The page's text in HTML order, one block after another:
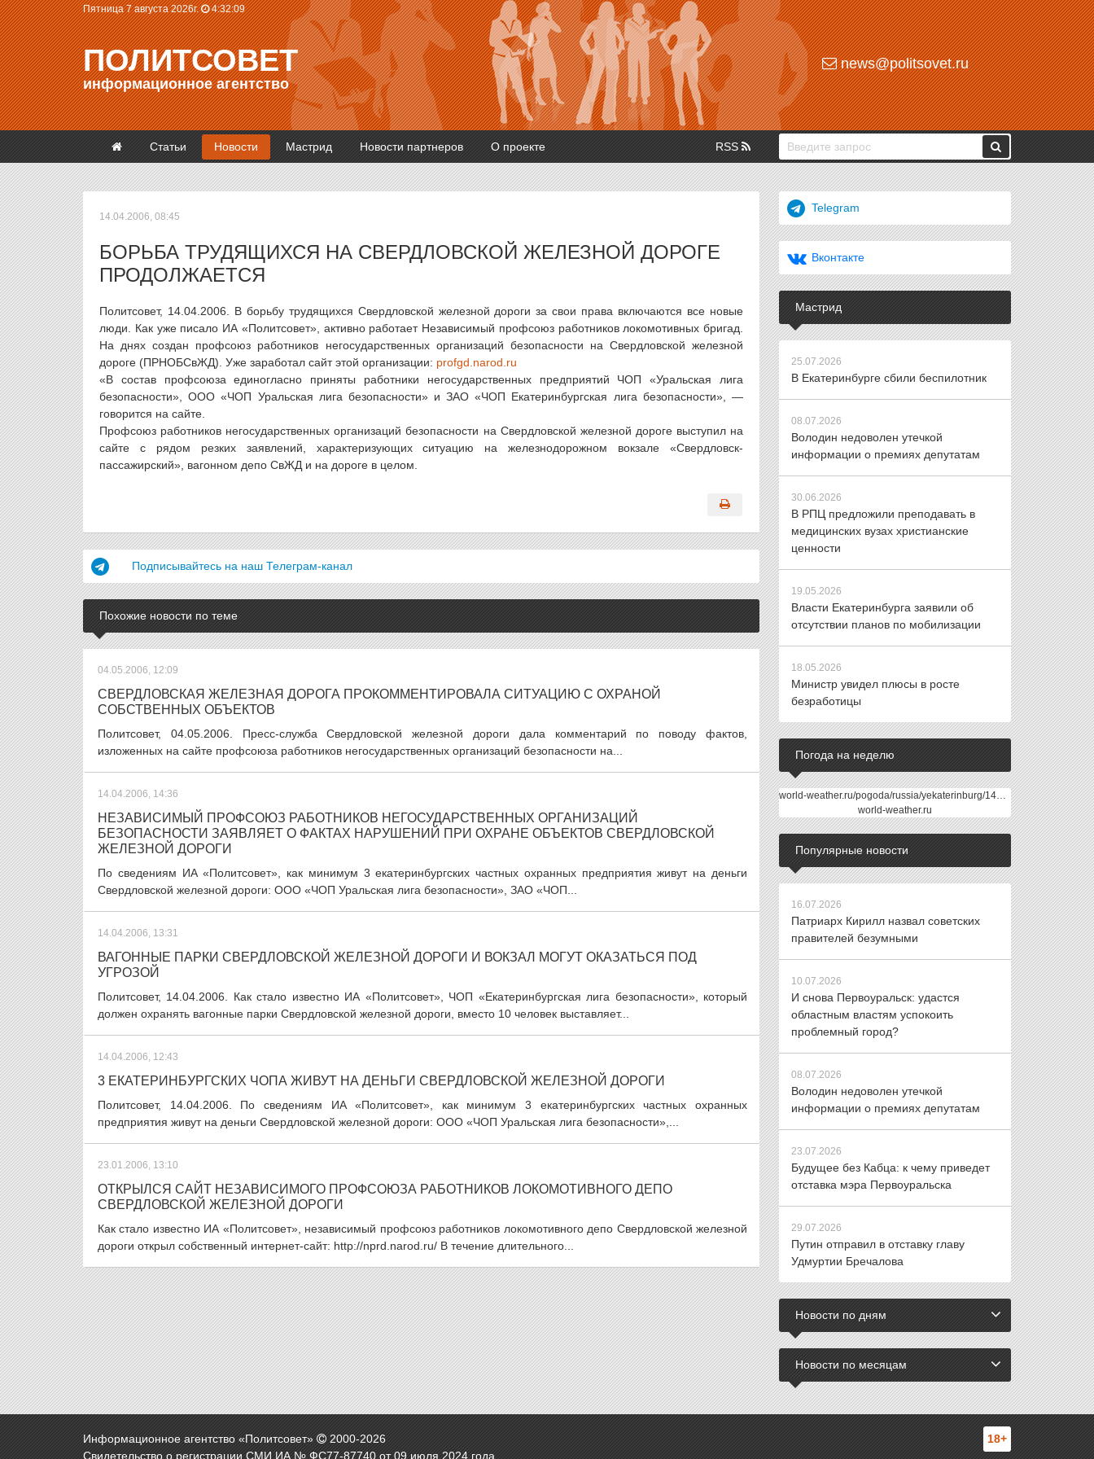
Пятница 7 августа 2026г. 4:32:09
ПОЛИТСОВЕТ
информационное агентство
news@politsovet.ru
Статьи Новости Мастрид Новости партнеров О проекте RSS
14.04.2006, 08:45
БОРЬБА ТРУДЯЩИХСЯ НА СВЕРДЛОВСКОЙ ЖЕЛЕЗНОЙ ДОРОГЕ
ПРОДОЛЖАЕТСЯ
Политсовет, 14.04.2006. В борьбу трудящихся Свердловской железной дороги за свои права включаются все новые
люди. Как уже писало ИА «Политсовет», активно работает Независимый профсоюз работников локомотивных бригад.
На днях создан профсоюз работников негосударственных организаций безопасности на Свердловской железной
дороге (ПРНОБСвЖД). Уже заработал сайт этой организации: profgd.narod.ru
«В состав профсоюза единогласно приняты работники негосударственных предприятий ЧОП «Уральская лига
безопасности», ООО «ЧОП Уральская лига безопасности» и ЗАО «ЧОП Екатеринбургская лига безопасности», —
говорится на сайте.
Профсоюз работников негосударственных организаций безопасности на Свердловской железной дороге выступил на
сайте с рядом резких заявлений, характеризующих ситуацию на железнодорожном вокзале «Свердловск-
пассажирский», вагонном депо СвЖД и на дороге в целом.
Подписывайтесь на наш Телеграм-канал
Похожие новости по теме
04.05.2006, 12:09
СВЕРДЛОВСКАЯ ЖЕЛЕЗНАЯ ДОРОГА ПРОКОММЕНТИРОВАЛА СИТУАЦИЮ С ОХРАНОЙ
СОБСТВЕННЫХ ОБЪЕКТОВ
Политсовет, 04.05.2006. Пресс-служба Свердловской железной дороги дала комментарий по поводу фактов,
изложенных на сайте профсоюза работников негосударственных организаций безопасности на...
14.04.2006, 14:36
НЕЗАВИСИМЫЙ ПРОФСОЮЗ РАБОТНИКОВ НЕГОСУДАРСТВЕННЫХ ОРГАНИЗАЦИЙ
БЕЗОПАСНОСТИ ЗАЯВЛЯЕТ О ФАКТАХ НАРУШЕНИЙ ПРИ ОХРАНЕ ОБЪЕКТОВ СВЕРДЛОВСКОЙ
ЖЕЛЕЗНОЙ ДОРОГИ
По сведениям ИА «Политсовет», как минимум 3 екатеринбургских частных охранных предприятия живут на деньги
Свердловской железной дороги: ООО «ЧОП Уральская лига безопасности», ЗАО «ЧОП...
14.04.2006, 13:31
ВАГОННЫЕ ПАРКИ СВЕРДЛОВСКОЙ ЖЕЛЕЗНОЙ ДОРОГИ И ВОКЗАЛ МОГУТ ОКАЗАТЬСЯ ПОД
УГРОЗОЙ
Политсовет, 14.04.2006. Как стало известно ИА «Политсовет», ЧОП «Екатеринбургская лига безопасности», который
должен охранять вагонные парки Свердловской железной дороги, вместо 10 человек выставляет...
14.04.2006, 12:43
3 ЕКАТЕРИНБУРГСКИХ ЧОПА ЖИВУТ НА ДЕНЬГИ СВЕРДЛОВСКОЙ ЖЕЛЕЗНОЙ ДОРОГИ
Политсовет, 14.04.2006. По сведениям ИА «Политсовет», как минимум 3 екатеринбургских частных охранных
предприятия живут на деньги Свердловской железной дороги: ООО «ЧОП Уральская лига безопасности»,...
23.01.2006, 13:10
ОТКРЫЛСЯ САЙТ НЕЗАВИСИМОГО ПРОФСОЮЗА РАБОТНИКОВ ЛОКОМОТИВНОГО ДЕПО
СВЕРДЛОВСКОЙ ЖЕЛЕЗНОЙ ДОРОГИ
Как стало известно ИА «Политсовет», независимый профсоюз работников локомотивного депо Свердловской железной
дороги открыл собственный интернет-сайт: http://nprd.narod.ru/ В течение длительного...
Telegram
Вконтакте
Мастрид
25.07.2026
В Екатеринбурге сбили беспилотник
08.07.2026
Володин недоволен утечкой
информации о премиях депутатам
30.06.2026
В РПЦ предложили преподавать в
медицинских вузах христианские
ценности
19.05.2026
Власти Екатеринбурга заявили об
отсутствии планов по мобилизации
18.05.2026
Министр увидел плюсы в росте
безработицы
Погода на неделю
world-weather.ru/pogoda/russia/yekaterinburg/14days/
world-weather.ru
Популярные новости
16.07.2026
Патриарх Кирилл назвал советских
правителей безумными
10.07.2026
И снова Первоуральск: удастся
областным властям успокоить
проблемный город?
08.07.2026
Володин недоволен утечкой
информации о премиях депутатам
23.07.2026
Будущее без Кабца: к чему приведет
отставка мэра Первоуральска
29.07.2026
Путин отправил в отставку главу
Удмуртии Бречалова
Новости по дням
Новости по месяцам
Информационное агентство «Политсовет» 2000-2026
Свидетельство о регистрации СМИ ИА № ФС77-87740 от 09 июля 2024 года.
18+